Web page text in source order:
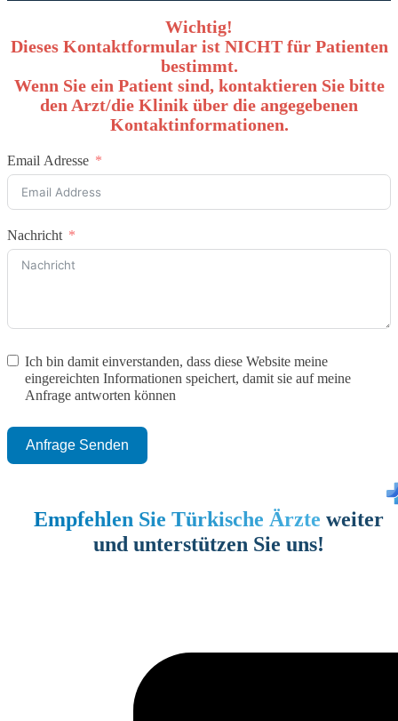
Wichtig!
Dieses Kontaktformular ist NICHT für Patienten
bestimmt.
Wenn Sie ein Patient sind, kontaktieren Sie bitte
den Arzt/die Klinik über die angegebenen
Kontaktinformationen.
Email Adresse
Nachricht
Ich bin damit einverstanden, dass diese Website meine
eingereichten Informationen speichert, damit sie auf meine
Anfrage antworten können
Anfrage Senden
Empfehlen Sie Türkische Ärzte weiter
und unterstützen Sie uns!